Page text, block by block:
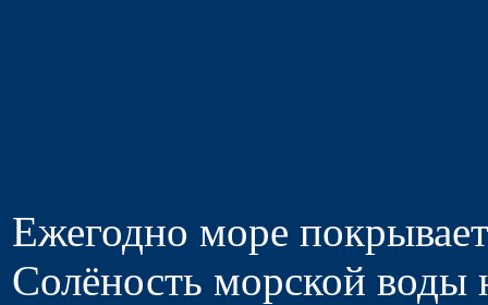
Ежегодно море
Солёность морской